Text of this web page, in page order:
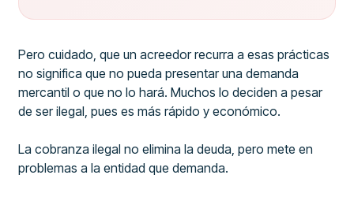
Pero cuidado, que un acreedor recurra a esas prácticas
no significa que no pueda presentar una demanda
mercantil o que no lo hará. Muchos lo deciden a pesar
de ser ilegal, pues es más rápido y económico.
La cobranza ilegal no elimina la deuda, pero mete en
problemas a la entidad que demanda.